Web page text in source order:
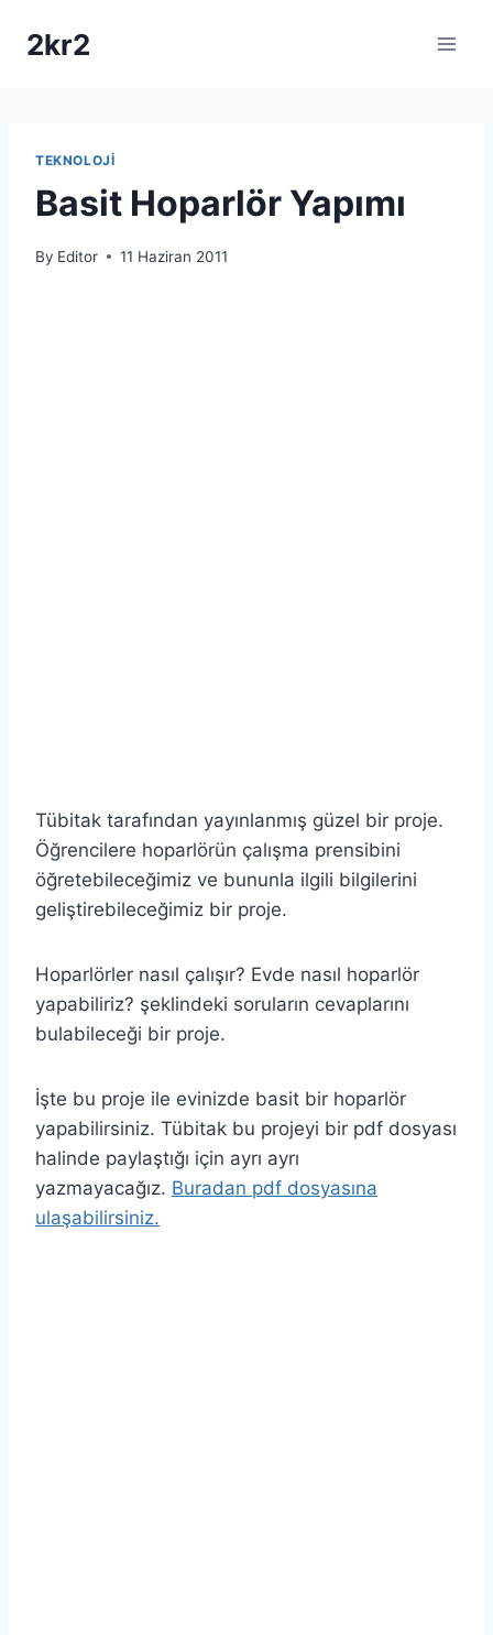
2kr2
TEKNOLOJI
Basit Hoparlör Yapımı
By Editor 11 Haziran 2011
Tübitak tarafından yayınlanmış güzel bir proje.
Öğrencilere hoparlörün çalışma prensibini
öğretebileceğimiz ve bununla ilgili bilgilerini
geliştirebileceğimiz bir proje.
Hoparlörler nasıl çalışır? Evde nasıl hoparlör
yapabiliriz? şeklindeki soruların cevaplarını
bulabileceği bir proje.
İşte bu proje ile evinizde basit bir hoparlör
yapabilirsiniz. Tübitak bu projeyi bir pdf dosyası
halinde paylaştığı için ayrı ayrı
yazmayacağız. Buradan pdf dosyasına
ulaşabilirsiniz.